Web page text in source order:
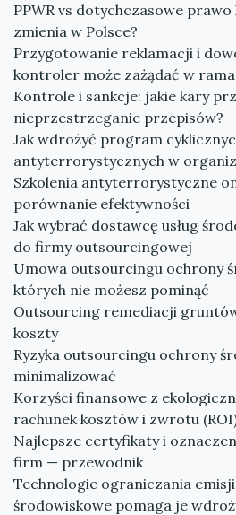
PPWR vs dotychczasowe
zmienia w Polsce?
Przygotowanie reklamacji i
kontroler może zażądać w
Kontrole i sankcje: jakie kary
nieprzestrzeganie przepisów?
Jak wdrożyć program
antyterrorystycznych w
Szkolenia antyterrorystyczne
porównanie efektywności
Jak wybrać dostawcę usług
do firmy outsourcingowej
Umowa outsourcingu ochrony
których nie możesz pominąć
Outsourcing remediacji
koszty
Ryzyka outsourcingu ochrony
minimalizować
Korzyści finansowe z
rachunek kosztów i zwrotu
Najlepsze certyfikaty i
firm — przewodnik
Technologie ograniczania
środowiskowe pomaga je